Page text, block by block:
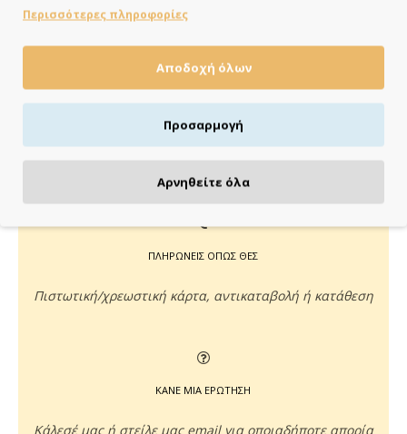
ΠΑΡΑΔΙΔΟΥΜΕ ΓΡΗΓΟΡΑ
ημέρες
ΠΛΗΡΩΝΕΙΣ ΟΠΩΣ ΘΕΣ
Πιστωτική/χρεωστική κάρτα, αντικαταβολή ή κατάθεση
ΚΑΝΕ ΜΙΑ ΕΡΩΤΗΣΗ
Κάλεσέ μας ή στείλε μας email για οποιαδήποτε απορία
Περισσότερες πληροφορίες
Αποδοχή όλων
Προσαρμογή
Αρνηθείτε όλα